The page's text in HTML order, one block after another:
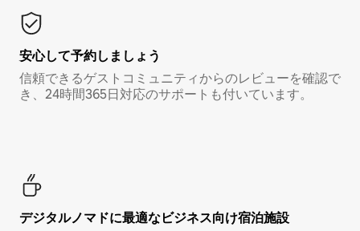
安心して予約しましょう
信頼できるゲストコミュニティからのレビューを確認で
き、24時間365日対応のサポートも付いています。
デジタルノマド⁠に最⁠適⁠なビ⁠ジ⁠ネ⁠ス⁠向⁠け宿⁠泊⁠施⁠設